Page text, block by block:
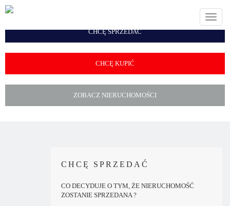
Toggle
CHCĘ SPRZEDAĆ
CHCĘ KUPIĆ
ZOBACZ NIERUCHOMOŚCI
CHCĘ SPRZEDAĆ
CO DECYDUJE O TYM, ŻE NIERUCHOMOŚĆ
ZOSTANIE SPRZEDANA ?